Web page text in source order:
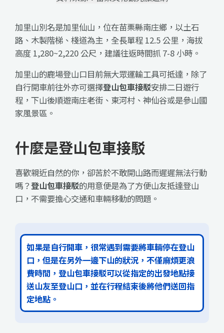
加里山別名是加里仙山，位在苗栗縣南庄鄉，以土石
路、木製階梯、棧道為主，全長單程 12.5 公里，海拔
高度 1,280~2,220 公尺，建議往返時間抓 7-8 小時。
加里山的鹿場登山口目前無大眾運輸工具可抵達，除了
自行開車前往外亦可選擇登山包車接駁安排二日遊行
程，下山後順遊南庄老街、東河村、神仙谷或是參山國
家風景區。
什麼是登山包車接駁
喜歡親近自然的你，卻苦於不敢開山路而遲遲無法行動
嗎？登山包車接駁的用意便是為了方便山友抵達登山
口，不需要擔心交通和車輛移動的問題。
如果是自行開車，很常遇到需要將車輛停在登山
口，但是在另外一邊下山的狀況，不僅麻煩更浪
費時間，登山包車接駁可以從指定的出發地點接
送山友至登山口，並在行程結束後將他們送回指
定地點。